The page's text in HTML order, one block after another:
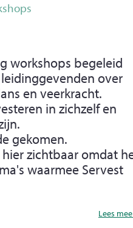
workshops begeleid
over
en veerkracht.
in zichzelf en
gekomen.
zichtbaar omdat
waarmee Servest
Lees